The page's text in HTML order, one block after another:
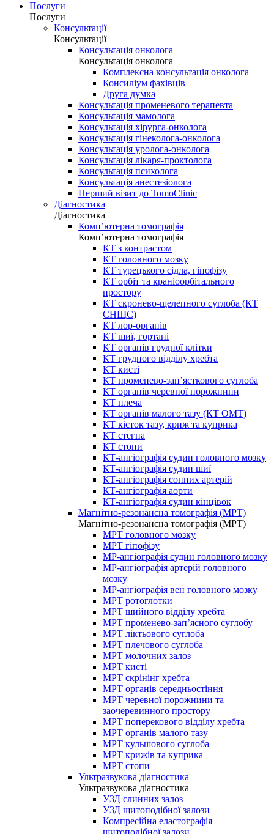
Послуги
Послуги
Консультації
Консультації
Консультація онколога
Консультація онколога
Комплексна консультація онколога
Консиліум фахівців
Друга думка
Консультація променевого терапевта
Консультація мамолога
Консультація хірурга-онколога
Консультація гінеколога-онколога
Консультація уролога-онколога
Консультація лікаря-проктолога
Консультація психолога
Консультація анестезіолога
Перший візит до TomoClinic
Діагностика
Діагностика
Комп’ютерна томографія
Комп’ютерна томографія
КТ з контрастом
КТ головного мозку
КТ турецького сідла, гіпофізу
КТ орбіт та краніоорбітального
простору
КТ скронево-щелепного суглоба (КТ
СНЩС)
КТ лор-органів
КТ шиї, гортані
КТ органів грудної клітки
КТ грудного відділу хребта
КТ кисті
КТ променево-зап’ясткового суглоба
КТ органів черевної порожнини
КТ плеча
КТ органів малого тазу (КТ ОМТ)
КТ кісток тазу, криж та куприка
КТ стегна
КТ стопи
КТ-ангіографія судин головного мозку
КТ-ангіографія судин шиї
КТ-ангіографія сонних артерій
КТ-ангіографія аорти
КТ-ангіографія судин кінцівок
Магнітно-резонансна томографія (МРТ)
Магнітно-резонансна томографія (МРТ)
МРТ головного мозку
МРТ гіпофізу
МР-ангіографія судин головного мозку
МР-ангіографія артерій головного
мозку
МР-ангіографія вен головного мозку
МРТ ротоглотки
МРТ шийного відділу хребта
МРТ променево-зап’ясного суглобу
МРТ ліктьового суглоба
МРТ плечового суглоба
МРТ молочних залоз
МРТ кисті
МРТ скрінінг хребта
МРТ органів середньостіння
МРТ черевної порожнини та
заочеревинного простору
МРТ поперекового відділу хребта
МРТ органів малого тазу
МРТ кульшового суглоба
МРТ крижів та куприка
МРТ стопи
Ультразвукова діагностика
Ультразвукова діагностика
УЗД слинних залоз
УЗД щитоподібної залози
Компресійна еластографія
щитоподібної залози